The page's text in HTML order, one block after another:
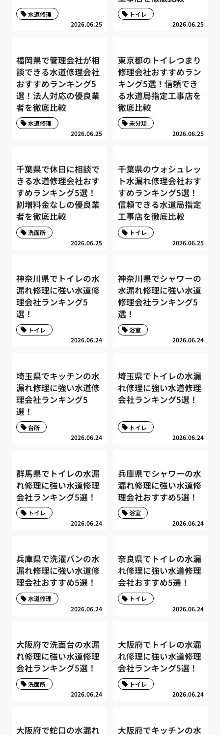
2026.06.25
水道修理
2026.06.25
トイレ
福岡県で管理会社が相
談できる水道修理会社
おすすめランキング5
選！法人対応の優良業
者を徹底比較
2026.06.25
水道修理
東京都のトイレつまり
修理会社おすすめラン
キング5選！信頼でき
る水道局指定工事店を
徹底比較
2026.06.25
未分類
千葉県で休日に相談で
きる水道修理会社おす
すめランキング5選！
割増料金なしの優良業
者を徹底比較
2026.06.25
洗面所
千葉県のウォシュレッ
ト水漏れ修理会社おす
すめランキング5選！
信頼できる水道局指定
工事店を徹底比較
2026.06.25
トイレ
神奈川県でトイレの水
漏れ修理に強い水道修
理会社ランキング5
選！
2026.06.24
トイレ
神奈川県でシャワーの
水漏れ修理に強い水道
修理会社ランキング5
選！
2026.06.24
浴室
埼玉県でキッチンの水
漏れ修理に強い水道修
理会社ランキング5
選！
2026.06.24
台所
埼玉県でトイレの水漏
れ修理に強い水道修理
会社ランキング5選！
2026.06.24
トイレ
群馬県でトイレの水漏
れ修理に強い水道修理
会社ランキング5選！
2026.06.24
トイレ
兵庫県でシャワーの水
漏れ修理に強い水道修
理会社おすすめ5選！
2026.06.24
浴室
兵庫県で洗濯パンの水
漏れ修理に強い水道修
理会社おすすめ5選！
2026.06.24
水道修理
奈良県でトイレの水漏
れ修理に強い水道修理
会社おすすめ5選！
2026.06.24
トイレ
大阪府で洗面台の水漏
れ修理に強い水道修理
会社ランキング5選！
2026.06.24
洗面所
大阪府でトイレの水漏
れ修理に強い水道修理
会社ランキング5選！
2026.06.24
トイレ
大阪府で蛇口の水漏れ 大阪府でキッチンの水